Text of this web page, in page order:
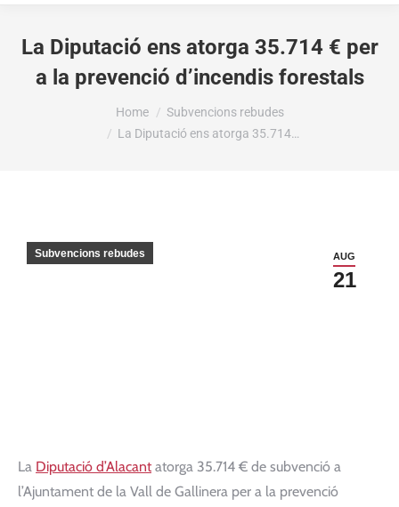
La Diputació ens atorga 35.714 € per
a la prevenció d’incendis forestals
Home
Subvencions rebudes
La Diputació ens atorga 35.714…
AUG
21
Subvencions rebudes
La Diputació d’Alacantatorga 35.714 € de subvenció a
l’Ajuntament de la Vall de Gallinera per a la prevenció